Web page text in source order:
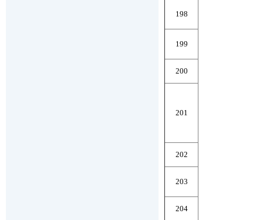
198
199
200
201
202
203
204